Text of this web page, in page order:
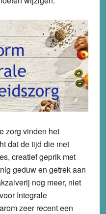
zorg vinden het
dat de tijd die met
creatief geprik met
geduw en getrek aan
nog meer, niet
Integrale
zeer recent een